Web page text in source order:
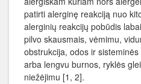
patirti alerginę reakciją nuo
alerginių reakcijų pobūdis
pilvo skausmais, vėmimu,
obstrukcija, odos ir
arba lengvu burnos, ryklės
niežėjimu [1, 2].